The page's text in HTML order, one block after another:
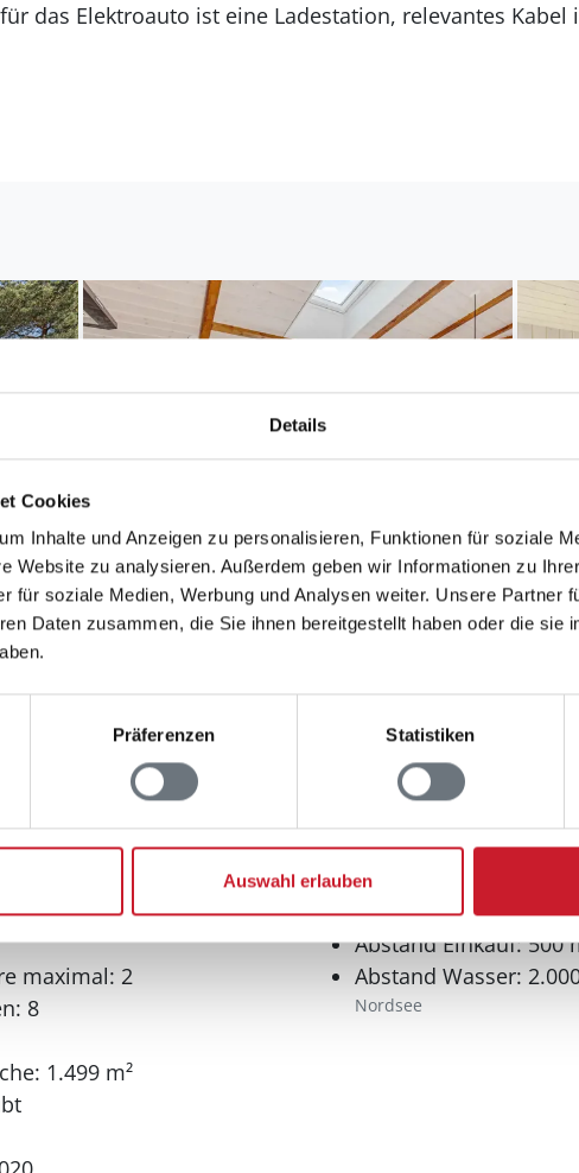
Details
Cookies
Inhalte und Anzeigen zu personalisieren, Funktionen für soziale
Website zu analysieren. Außerdem geben wir Informationen zu
für soziale Medien, Werbung und Analysen weiter. Unsere Partner
Daten zusammen, die Sie ihnen bereitgestellt haben oder die sie
Präferenzen Statistiken
Auswahl erlauben
das Elektroauto ist eine Ladestation, relevantes Kabel
maximal: 2
8
1.499 m²
Abstand Einkauf: 500
Abstand Wasser:
Nordsee